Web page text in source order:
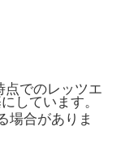
点でのレッツエ
しています。
場合がありま